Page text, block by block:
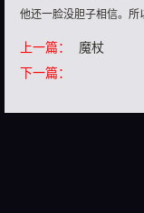
他还一脸没胆子相信。
上一篇：
魔杖
下一篇：